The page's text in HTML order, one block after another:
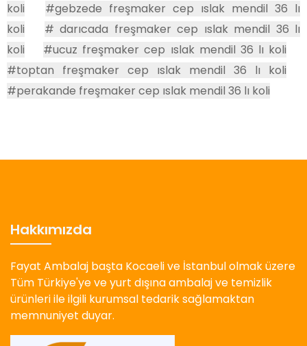
koli
#gebzede freşmaker cep ıslak mendil 36 lı
koli
# darıcada freşmaker cep ıslak mendil 36 lı
koli
#ucuz freşmaker cep ıslak mendil 36 lı koli
#toptan freşmaker cep ıslak mendil 36 lı koli
#perakande freşmaker cep ıslak mendil 36 lı koli
Hakkımızda
Fayat Ambalaj başta Kocaeli ve İstanbul olmak üzere
Tüm Türkiye'ye ve yurt dışına ambalaj ve temizlik
ürünleri ile ilgili kurumsal tedarik sağlamaktan
memnuniyet duyar.